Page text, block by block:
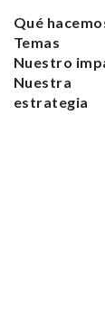
Qué
Temas
Nuestro
Nuestra
estrategia